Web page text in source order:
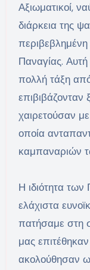
Αξιωματικοί,
διάρκεια της
Παναγίας. Αυτή
πολλή τάξη από
επιβιβάζονταν
χαιρετούσαν
οποία
καμπαναριών
Η ιδιότητα
ελάχιστα
πατήσαμε στη
μας
ακολούθησαν